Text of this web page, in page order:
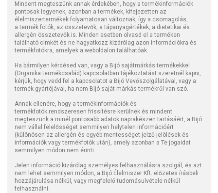
Mindent megteszünk annak érdekében, hogy a termékinformációk
pontosak legyenek, azonban a termékek, kifejezetten az
élelmiszertermékek folyamatosan változnak, így a csomagolás,
a termék fotók, az összetevők, a tápanyagértékek, a dietetikai és
allergén összetevők is. Minden esetben olvasd el a terméken
található címkét és ne hagyatkozz kizárólag azon információkra és
termékfotókra, amelyek a weboldalon találhatóak.
Ha bármilyen kérdésed van, vagy a Bijó sajátmárkás termékekkel
(Organika termékcsalád) kapcsolatban tájékoztatást szeretnél kapni,
kérjük, hogy vedd fel a kapcsolatot a Bijó Vevőszolgálatával, vagy a
termék gyártójával, ha nem Bijó saját márkás termékről van szó.
Annak ellenére, hogy a termékinformációk és
termékfotók rendszeresen frissítésre kerülnek és mindent
megteszünk a minél pontosabb adatok naprakészen tartásáért, a Bijó
nem vállal felelősséget semmilyen helytelen információért
(különösen az allergén és egyéb mentességet jelző jelölések és
információk vagy termékfotók után), amely azonban a Te jogaidat
semmilyen módon nem érinti.
Jelen információ kizárólag személyes felhasználásra szolgál, és azt
nem lehet semmilyen módon, a Bijó Élelmiszer Kft. előzetes írásbeli
hozzájárulása nélkül, vagy megfelelő tudomásulvétele nélkül
felhasználni.